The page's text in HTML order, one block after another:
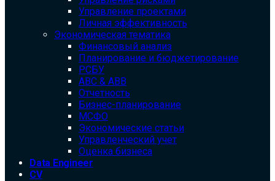
Управление проектами
Личная эффективность
Экономическая тематика
Финансовый анализ
Планирование и бюджетирование
РСБУ
ABC & ABB
Отчетность
Бизнес-планирование
МСФО
Экономические статьи
Управленческий учет
Оценка бизнеса
Data Engineer
CV